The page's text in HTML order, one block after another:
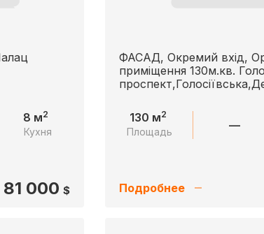
8 м2
Кухня
81 000 $
ФАСАД, Окремий вхід,
приміщення 130м.кв.
130 м2
Площадь —
Подробнее